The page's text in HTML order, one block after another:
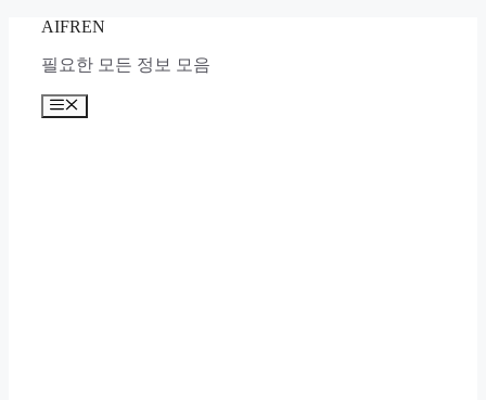
content
AIFREN
필요한 모든 정보 모음
Menu